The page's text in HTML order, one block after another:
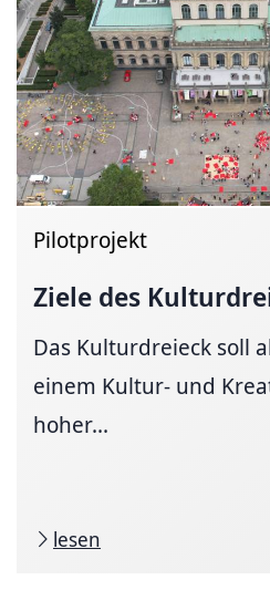
Pilotprojekt
Ziele des
Das Kulturdreieck soll
einem Kultur- und
hoher...
lesen